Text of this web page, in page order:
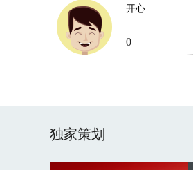
开心
0
独家策划